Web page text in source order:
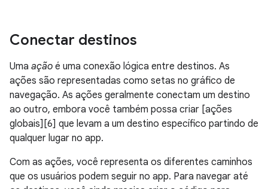
Conectar destinos
Uma ação é uma conexão lógica entre destinos. As
ações são representadas como setas no gráfico de
navegação. As ações geralmente conectam um destino
ao outro, embora você também possa criar [ações
globais][6] que levam a um destino específico partindo de
qualquer lugar no app.
Com as ações, você representa os diferentes caminhos
que os usuários podem seguir no app. Para navegar até